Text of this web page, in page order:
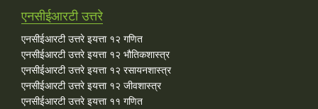
एनसीईआरटी उत्तरे
एनसीईआरटी उत्तरे इयत्ता १२ गणित
एनसीईआरटी उत्तरे इयत्ता १२ भौतिकशास्त्र
एनसीईआरटी उत्तरे इयत्ता १२ रसायनशास्त्र
एनसीईआरटी उत्तरे इयत्ता १२ जीवशास्त्र
एनसीईआरटी उत्तरे इयत्ता ११ गणित